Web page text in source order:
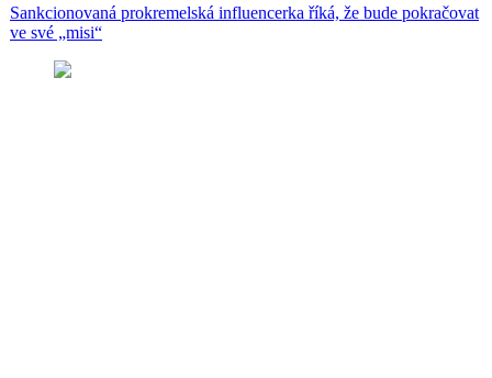
Sankcionovaná prokremelská influencerka říká, že bude pokračovat
ve své „misi“